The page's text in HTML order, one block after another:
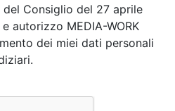
del Consiglio del 27 aprile
autorizzo MEDIA-WORK
dei miei dati personali